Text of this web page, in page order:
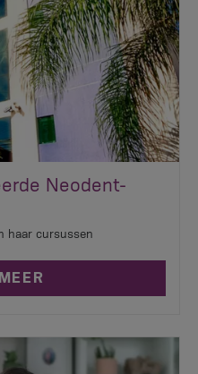
Neodent-
haar cursussen